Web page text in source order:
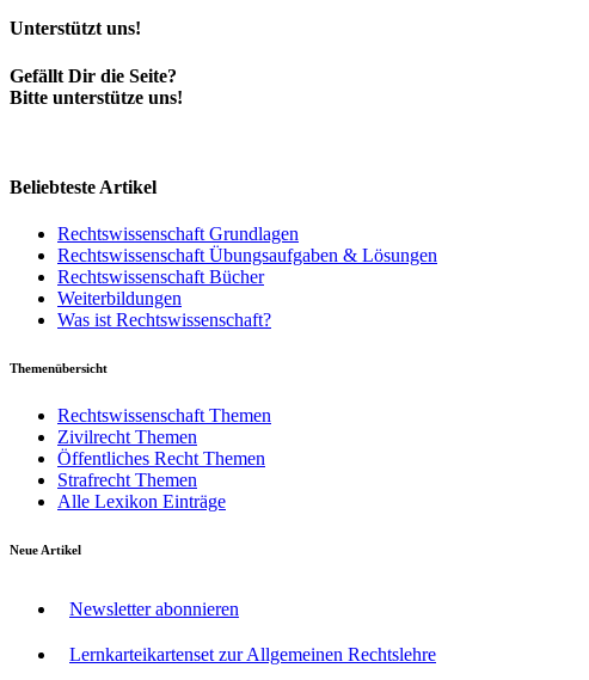
Unterstützt uns!
Gefällt Dir die Seite?
Bitte unterstütze uns!
Beliebteste Artikel
Rechtswissenschaft Grundlagen
Rechtswissenschaft Übungsaufgaben & Lösungen
Rechtswissenschaft Bücher
Weiterbildungen
Was ist Rechtswissenschaft?
Themenübersicht
Rechtswissenschaft Themen
Zivilrecht Themen
Öffentliches Recht Themen
Strafrecht Themen
Alle Lexikon Einträge
Neue Artikel
Newsletter abonnieren
Lernkarteikartenset zur Allgemeinen Rechtslehre